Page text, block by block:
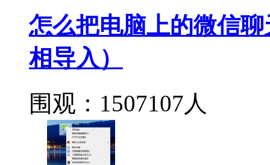
怎么把电脑上的微信
相导入）
围观：1507107人